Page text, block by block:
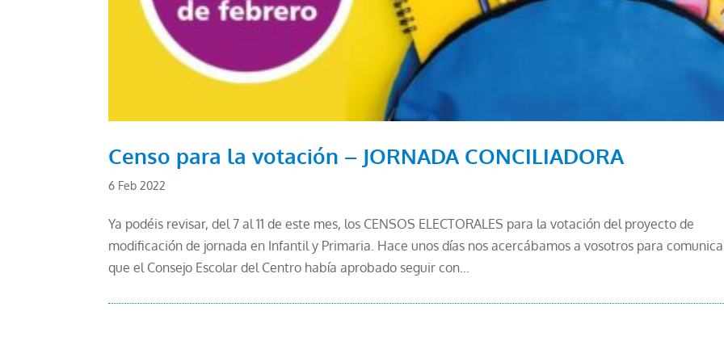
Censo para la votación – JORNADA CONCILIADORA
6 Feb 2022
Ya podéis revisar, del 7 al 11 de este mes, los CENSOS ELECTORALES para la votación del proyecto de
modificación de jornada en Infantil y Primaria. Hace unos días nos acercábamos a vosotros para
que el Consejo Escolar del Centro había aprobado seguir con...